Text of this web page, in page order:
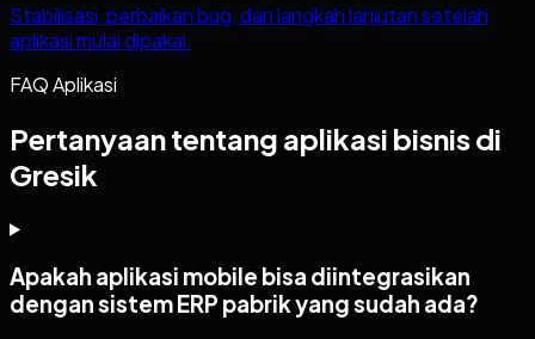
Stabilisasi, perbaikan bug, dan langkah lanjutan setelah
aplikasi mulai dipakai.
FAQ Aplikasi
Pertanyaan tentang aplikasi bisnis di
Gresik
Apakah aplikasi mobile bisa diintegrasikan
dengan sistem ERP pabrik yang sudah ada?